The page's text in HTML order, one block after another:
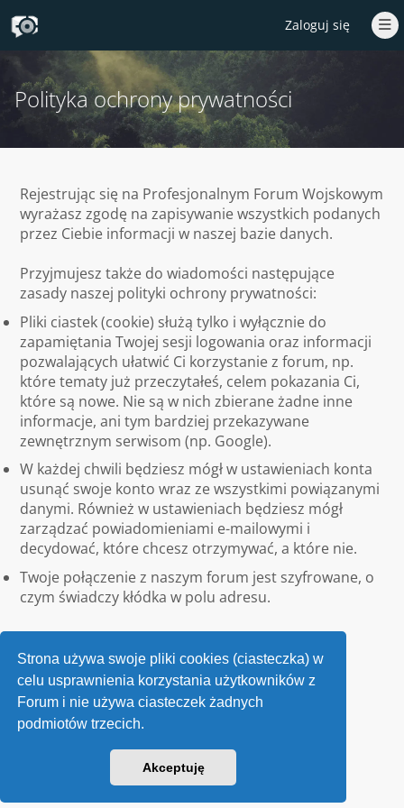
Strona używa swoje pliki cookies (ciasteczka) w
celu usprawnienia korzystania użytkowników z
Forum i nie używa ciasteczek żadnych
podmiotów trzecich.
Akceptuję
Zaloguj się
Polityka ochrony prywatności
Rejestrując się na Profesjonalnym Forum Wojskowym
wyrażasz zgodę na zapisywanie wszystkich podanych
przez Ciebie informacji w naszej bazie danych.
Przyjmujesz także do wiadomości następujące
zasady naszej polityki ochrony prywatności:
Pliki ciastek (cookie) służą tylko i wyłącznie do
zapamiętania Twojej sesji logowania oraz informacji
pozwalających ułatwić Ci korzystanie z forum, np.
które tematy już przeczytałeś, celem pokazania Ci,
które są nowe. Nie są w nich zbierane żadne inne
informacje, ani tym bardziej przekazywane
zewnętrznym serwisom (np. Google).
W każdej chwili będziesz mógł w ustawieniach konta
usunąć swoje konto wraz ze wszystkimi powiązanymi
danymi. Również w ustawieniach będziesz mógł
zarządzać powiadomieniami e-mailowymi i
decydować, które chcesz otrzymywać, a które nie.
Twoje połączenie z naszym forum jest szyfrowane, o
czym świadczy kłódka w polu adresu.
v118